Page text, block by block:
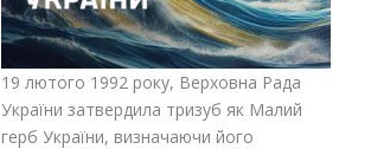
19 лютого 1992 року, Верховна Рада
України затвердила тризуб як Малий
герб України, визначаючи його